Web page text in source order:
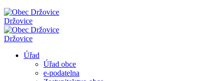
Držovice
Držovice
Úřad
Úřad obce
e-podatelna